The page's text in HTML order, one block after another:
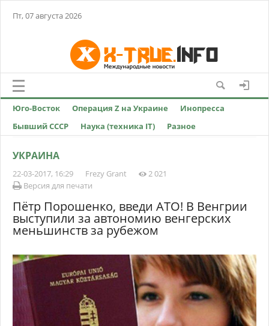
Пт, 07 августа 2026
Юго-Восток Операция Z на Украине
Инопресса
Бывший СССР
Наука (техника IT) Разное
УКРАИНА
22-03-2017, 16:29 Frezy Grant
2 021
Версия для печати
Пётр Порошенко, введи АТО! В Венгрии
выступили за автономию венгерских
меньшинств за рубежом